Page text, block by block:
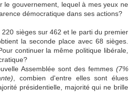
le gouvernement, lequel à mes yeux ne
démocratique dans ses actions?
sièges sur 462 et le parti du premier
la seconde place avec 68 sièges.
continuer la même politique libérale,
Assemblée sont des femmes (7%
, combien d'entre elles sont élues
présidentielle, majorité qui ne brille